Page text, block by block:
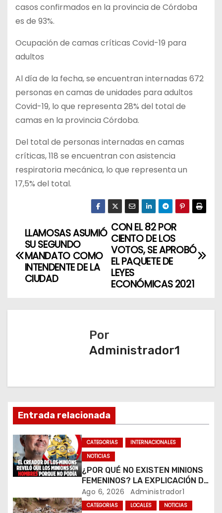
casos confirmados en la provincia de Córdoba
es de 93%.
Ocupación de camas críticas Covid-19 para
adultos
Al día de la fecha, se encuentran internadas 672
personas en camas de unidades para adultos
Covid-19, lo que representa 28% del total de
camas en la provincia Córdoba.
Del total de personas internadas en camas
críticas, 118 se encuentran con asistencia
respiratoria mecánica, lo que representa un
17,5% del total.
N
a
g
n
d
e
e
n
CON EL 82 POR
CIENTO DE LOS
VOTOS, SE APROBÓ
EL PAQUETE DE
LEYES
ECONÓMICAS 2021
LLAMOSAS ASUMIÓ
SU SEGUNDO
MANDATO COMO
INTENDENTE DE LA
CIUDAD
Por
Administrador1
Entrada relacionada
CATEGORIAS
INTERNACIONALES
NOTICIAS
¿POR QUÉ NO EXISTEN MINIONS
FEMENINOS? LA EXPLICACIÓN DE
SU CREADOR QUE VOLVIÓ A
VIRALIZARSE
Ago 6, 2026 Administrador1
CATEGORIAS LOCALES NOTICIAS